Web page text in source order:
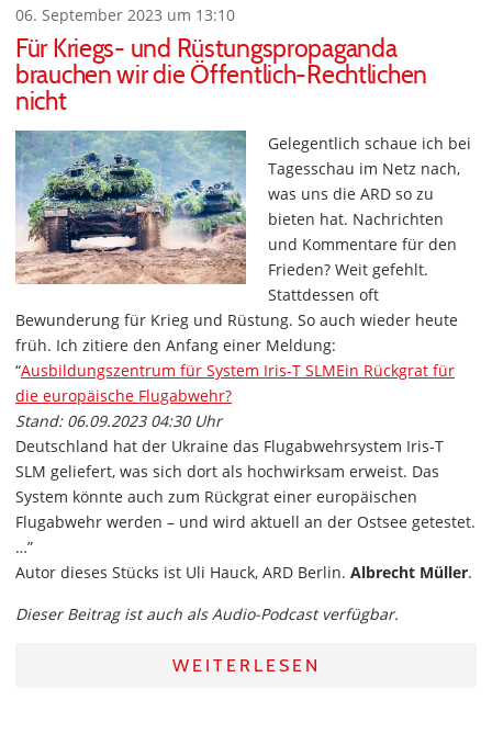
06. September 2023 um 13:10
Für Kriegs- und Rüstungspropaganda
brauchen wir die Öffentlich-Rechtlichen
nicht
Gelegentlich schaue ich bei
Tagesschau im Netz nach,
was uns die ARD so zu
bieten hat. Nachrichten
und Kommentare für den
Frieden? Weit gefehlt.
Stattdessen oft
Bewunderung für Krieg und Rüstung. So auch wieder heute
früh. Ich zitiere den Anfang einer Meldung:
“Ausbildungszentrum für System Iris-T SLMEin Rückgrat für
die europäische Flugabwehr?
Stand: 06.09.2023 04:30 Uhr
Deutschland hat der Ukraine das Flugabwehrsystem Iris-T
SLM geliefert, was sich dort als hochwirksam erweist. Das
System könnte auch zum Rückgrat einer europäischen
Flugabwehr werden – und wird aktuell an der Ostsee getestet.
…”
Autor dieses Stücks ist Uli Hauck, ARD Berlin. Albrecht Müller.
Dieser Beitrag ist auch als Audio-Podcast verfügbar.
WEITERLESEN